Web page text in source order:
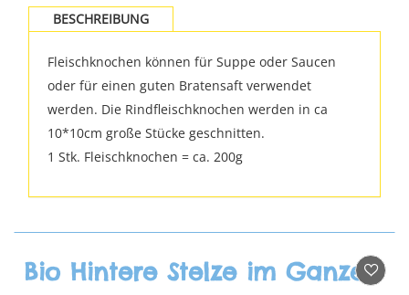
BESCHREIBUNG
Fleischknochen können für Suppe oder Saucen
oder für einen guten Bratensaft verwendet
werden. Die Rindfleischknochen werden in ca
10*10cm große Stücke geschnitten.
1 Stk. Fleischknochen = ca. 200g
Bio Hintere Stelze im Ganzen (mit Knochen & mit Schwarte geschröpft)